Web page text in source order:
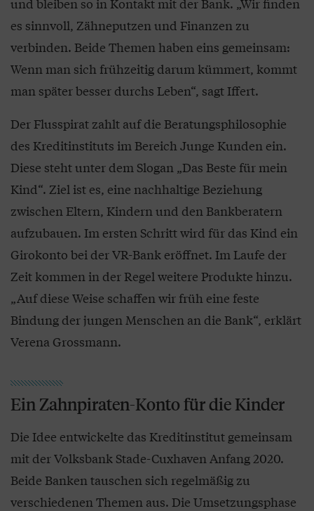
es sinnvoll, Zähneputzen und Finanzen zu
verbinden. Beide Themen haben eins gemeinsam:
Wenn man sich frühzeitig darum kümmert, kommt
man später besser durchs Leben“, sagt Iffert.
Der Flusspirat zahlt auf die Beratungsphilosophie
des Kreditinstituts im Bereich Junge Kunden ein.
Diese steht unter dem Slogan „Das Beste für mein
Kind“. Ziel ist es, eine nachhaltige Beziehung
zwischen Eltern, Kindern und den Bankberatern
aufzubauen. Im ersten Schritt wird für das Kind ein
Girokonto bei der VR-Bank eröffnet. Im Laufe der
Zeit kommen in der Regel weitere Produkte hinzu.
„Auf diese Weise schaffen wir früh eine feste
Bindung der jungen Menschen an die Bank“, erklärt
Verena Grossmann.
Ein Zahnpiraten-Konto für die Kinder
Die Idee entwickelte das Kreditinstitut gemeinsam
mit der Volksbank Stade-Cuxhaven Anfang 2020.
Beide Banken tauschen sich regelmäßig zu
verschiedenen Themen aus. Die Umsetzungsphase